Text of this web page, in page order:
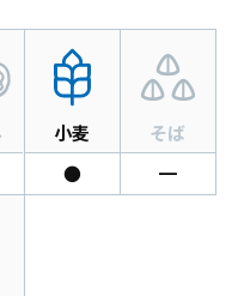
小麦
●
そば
━